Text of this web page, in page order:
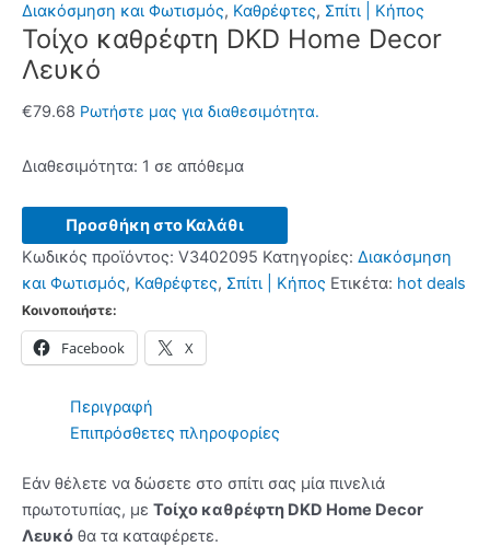
Διακόσμηση και Φωτισμός, Καθρέφτες, Σπίτι | Κήπος
Τοίχο καθρέφτη DKD Home Decor
Λευκό
€79.68 Ρωτήστε μας για διαθεσιμότητα.
Διαθεσιμότητα: 1 σε απόθεμα
καθρέφτη
Λευκό
Προσθήκη στο Καλάθι
Κωδικός προϊόντος: V3402095 Κατηγορίες: Διακόσμηση
και Φωτισμός, Καθρέφτες, Σπίτι | Κήπος Ετικέτα: hot deals
Κοινοποιήστε:
Facebook X
Περιγραφή
Επιπρόσθετες πληροφορίες
Εάν θέλετε να δώσετε στο σπίτι σας μία πινελιά
πρωτοτυπίας, με Τοίχο καθρέφτη DKD Home Decor
Λευκό θα τα καταφέρετε.